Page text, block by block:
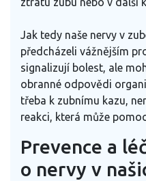
Jak tedy naše nervy v
předcházeli vážnějším
signalizují bolest, ale
obranné odpovědi
třeba k zubnímu kazu,
reakci, která může
Prevence a
o nervy v